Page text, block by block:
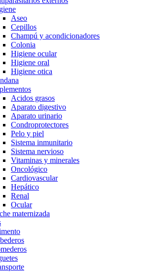
Aseo
Cepillos
Champú y acondicionadores
Colonia
Higiene ocular
Higiene oral
Higiene otica
Acidos grasos
Aparato digestivo
Aparato urinario
Condroprotectores
Pelo y piel
Sistema inmunitario
Sistema nervioso
Vitaminas y minerales
Oncológico
Cardiovascular
Hepático
Renal
Ocular
maternizada